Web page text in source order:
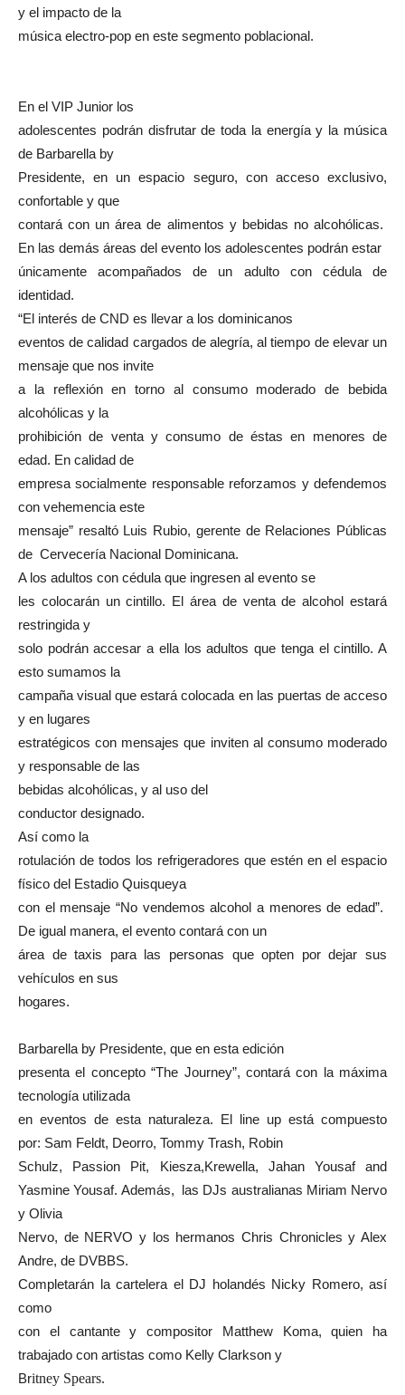
y el impacto de la
música electro-pop en este segmento poblacional.
En el VIP Junior los
adolescentes podrán disfrutar de toda la energía y la música
de Barbarella by
Presidente, en un espacio seguro, con acceso exclusivo,
confortable y que
contará con un área de alimentos y bebidas no alcohólicas.
En las demás áreas del evento los adolescentes podrán estar
únicamente acompañados de un adulto con cédula de
identidad.
“El interés de CND es llevar a los dominicanos
eventos de calidad cargados de alegría, al tiempo de elevar un
mensaje que nos invite
a la reflexión en torno al consumo moderado de bebida
alcohólicas y la
prohibición de venta y consumo de éstas en menores de
edad. En calidad de
empresa socialmente responsable reforzamos y defendemos
con vehemencia este
mensaje” resaltó Luis Rubio, gerente de Relaciones Públicas
de Cervecería Nacional Dominicana.
A los adultos con cédula que ingresen al evento se
les colocarán un cintillo. El área de venta de alcohol estará
restringida y
solo podrán accesar a ella los adultos que tenga el cintillo. A
esto sumamos la
campaña visual que estará colocada en las puertas de acceso
y en lugares
estratégicos con mensajes que inviten al consumo moderado
y responsable de las
bebidas alcohólicas, y al uso del
conductor designado.
Así como la
rotulación de todos los refrigeradores que estén en el espacio
físico del Estadio Quisqueya
con el mensaje “No vendemos alcohol a menores de edad”.
De igual manera, el evento contará con un
área de taxis para las personas que opten por dejar sus
vehículos en sus
hogares.
Barbarella by Presidente, que en esta edición
presenta el concepto “The Journey”, contará con la máxima
tecnología utilizada
en eventos de esta naturaleza. El line up está compuesto
por: Sam Feldt, Deorro, Tommy Trash, Robin
Schulz, Passion Pit, Kiesza,Krewella, Jahan Yousaf and
Yasmine Yousaf. Además, las DJs australianas Miriam Nervo
y Olivia
Nervo, de NERVO y los hermanos Chris Chronicles y Alex
Andre, de DVBBS.
Completarán la cartelera el DJ holandés Nicky Romero, así
como
con el cantante y compositor Matthew Koma, quien ha
trabajado con artistas como Kelly Clarkson y
Britney Spears.